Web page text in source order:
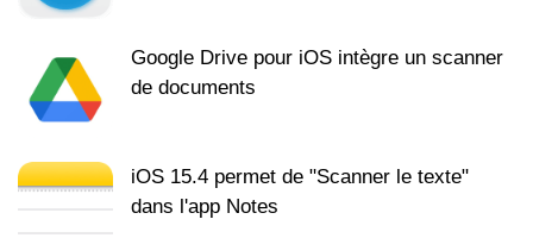
Google Drive pour iOS intègre un scanner
de documents
iOS 15.4 permet de "Scanner le texte"
dans l'app Notes